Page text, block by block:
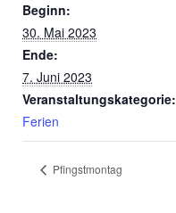
Beginn:
30. Mai 2023
Ende:
7. Juni 2023
Veranstaltungskategorie:
Ferien
Pfingstmontag